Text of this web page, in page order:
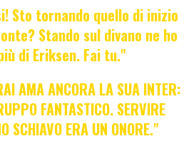
Sto tornando quello di inizio
Stando sul divano ne ho
di Eriksen. Fai tu."
AMA ANCORA LA SUA INTER:
FANTASTICO. SERVIRE
SCHIAVO ERA UN ONORE."